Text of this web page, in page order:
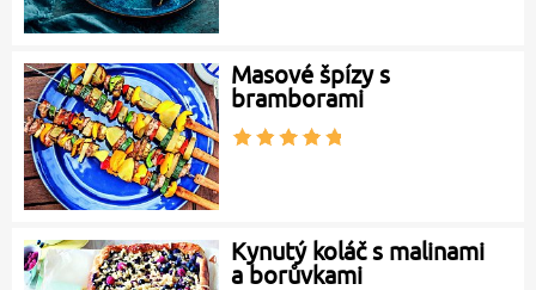
Masové špízy s
bramborami
Kynutý koláč s malinami
a borůvkami